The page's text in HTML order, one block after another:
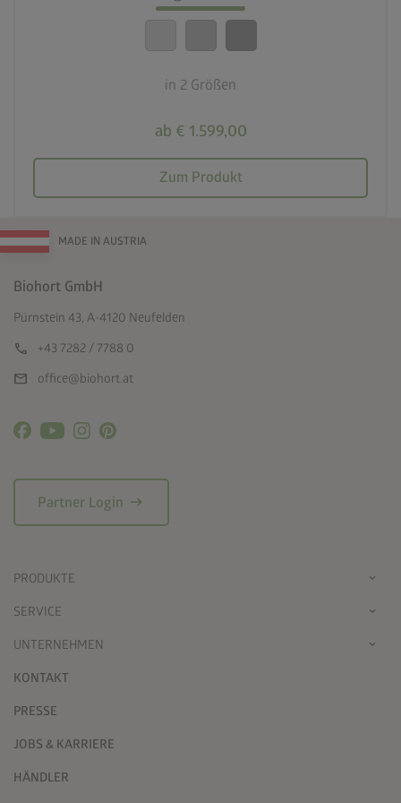
in 2 Größen
ab € 1.599,00
Zum Produkt
calendar_month
20 Jahre Garantie
MADE IN AUSTRIA
Biohort GmbH
Pürnstein 43, A-4120 Neufelden
call +43 7282 / 7788 0
mail office@biohort.at
Partner Login arrow_right_alt
PRODUKTE
SERVICE
UNTERNEHMEN
KONTAKT
PRESSE
JOBS & KARRIERE
HÄNDLER